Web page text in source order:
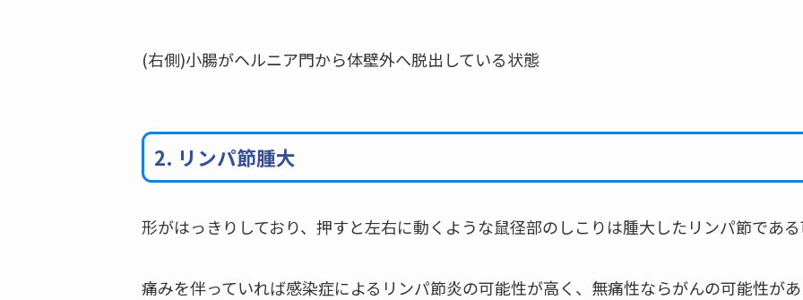
(右側)小腸がヘルニア門から体壁外へ脱出している状態
2. リンパ節腫大
形がはっきりしており、押すと左右に動くような鼠径部のしこりは腫大したリンパ節であ
痛みを伴っていれば感染症によるリンパ節炎の可能性が高く、無痛性ならがんの可能性が